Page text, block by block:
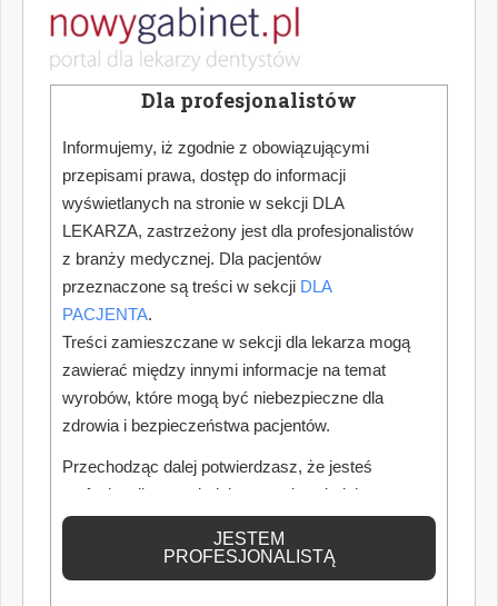
Dla profesjonalistów
Informujemy, iż zgodnie z obowiązującymi
przepisami prawa, dostęp do informacji
wyświetlanych na stronie w sekcji DLA
LEKARZA, zastrzeżony jest dla profesjonalistów
z branży medycznej. Dla pacjentów
przeznaczone są treści w sekcji DLA
PACJENTA.
Treści zamieszczane w sekcji dla lekarza mogą
zawierać między innymi informacje na temat
wyrobów, które mogą być niebezpieczne dla
zdrowia i bezpieczeństwa pacjentów.
Przechodząc dalej potwierdzasz, że jesteś
profesjonalistą posiadającym odpowiednią
wiedzę medyczną.
JESTEM
PROFESJONALISTĄ